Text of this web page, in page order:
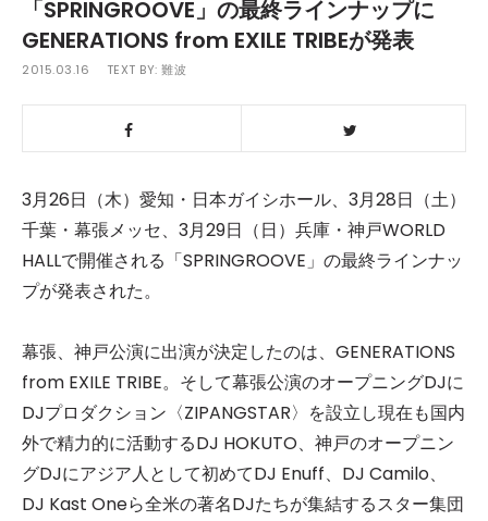
「SPRINGROOVE」の最終ラインナップに
GENERATIONS from EXILE TRIBEが発表
2015.03.16 TEXT BY:難波
3月26日（木）愛知・日本ガイシホール、3月28日（土）
千葉・幕張メッセ、3月29日（日）兵庫・神戸WORLD
HALLで開催される「SPRINGROOVE」の最終ラインナッ
プが発表された。
幕張、神戸公演に出演が決定したのは、GENERATIONS
from EXILE TRIBE。そして幕張公演のオープニングDJに
DJプロダクション〈ZIPANGSTAR〉を設立し現在も国内
外で精力的に活動するDJ HOKUTO、神戸のオープニン
グDJにアジア人として初めてDJ Enuff、DJ Camilo、
DJ Kast Oneら全米の著名DJたちが集結するスター集団